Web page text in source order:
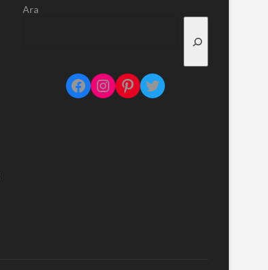
Ara
Facebook
Instagram
Pinterest
Twitter